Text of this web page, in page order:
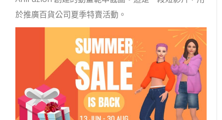
於推廣百貨公司夏季特賣活動。